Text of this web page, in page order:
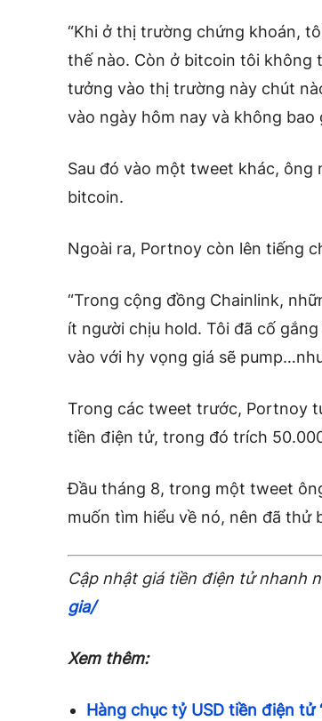
“Khi ở thị trường chứng khoán,
thế nào. Còn ở bitcoin tôi không
tưởng vào thị trường này chút
vào ngày hôm nay và không bao
Sau đó vào một tweet khác, ông
bitcoin.
Ngoài ra, Portnoy còn lên tiếng
“Trong cộng đồng Chainlink,
ít người chịu hold. Tôi đã cố
vào với hy vọng giá sẽ
Trong các tweet trước, Portnoy
tiền điện tử, trong đó trích
Đầu tháng 8, trong một tweet
muốn tìm hiểu về nó, nên đã thử
Cập nhật giá tiền điện tử nhanh
gia/
Xem thêm:
Hàng chục tỷ USD tiền điện tử